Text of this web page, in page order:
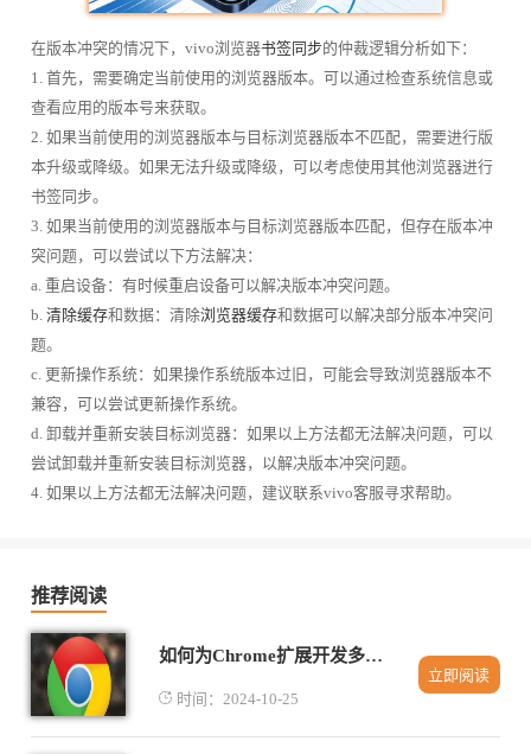
在版本冲突的情况下，vivo浏览器书签同步的仲裁逻辑分析如下：
1. 首先，需要确定当前使用的浏览器版本。可以通过检查系统信息或
查看应用的版本号来获取。
2. 如果当前使用的浏览器版本与目标浏览器版本不匹配，需要进行版
本升级或降级。如果无法升级或降级，可以考虑使用其他浏览器进行
书签同步。
3. 如果当前使用的浏览器版本与目标浏览器版本匹配，但存在版本冲
突问题，可以尝试以下方法解决：
a. 重启设备：有时候重启设备可以解决版本冲突问题。
b. 清除缓存和数据：清除浏览器缓存和数据可以解决部分版本冲突问
题。
c. 更新操作系统：如果操作系统版本过旧，可能会导致浏览器版本不
兼容，可以尝试更新操作系统。
d. 卸载并重新安装目标浏览器：如果以上方法都无法解决问题，可以
尝试卸载并重新安装目标浏览器，以解决版本冲突问题。
4. 如果以上方法都无法解决问题，建议联系vivo客服寻求帮助。
推荐阅读
如何为Chrome扩展开发多人协作功能
时间：2024-10-25
立即阅读